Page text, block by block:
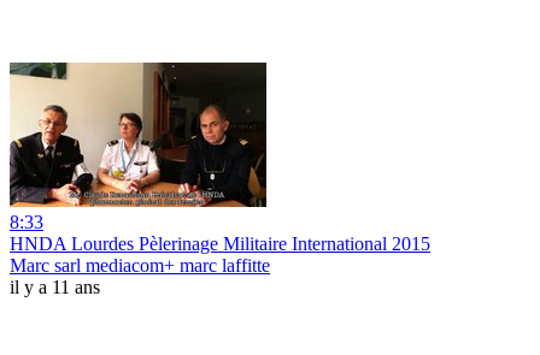
8:33
HNDA Lourdes Pèlerinage Militaire International 2015
Marc sarl mediacom+ marc laffitte
il y a 11 ans